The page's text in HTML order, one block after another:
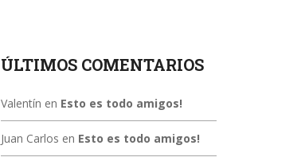
ÚLTIMOS COMENTARIOS
Valentín en Esto es todo amigos!
Juan Carlos en Esto es todo amigos!